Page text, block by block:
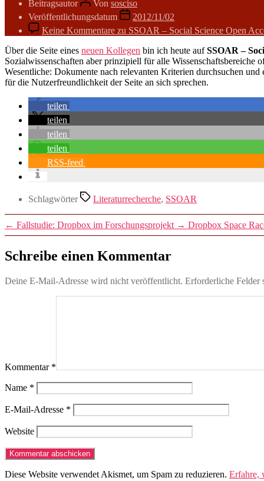
Beitragsautor Von sosciso
Veröffentlichungsdatum
2012/11/02
Keine Kommentare zu SSOAR – Social Science Open
Über die Seite eines neuen Kollegen bin ich heute aufSSOAR –
Sozialwissenschaften aber prinzipiell für alle
Wesentliche: Dokumente nach relevanten Kriterien durchsuchen
für die Nutzerfreundlichkeit der Seite an sich sprechen.
teilen
teilen
teilen
teilen
RSS-feed
Schlagwörter Literaturrecherche, SSOAR
← Fallstudie: Dropbox im Forschungsprojekt → Dropbox Space
Schreibe einen Kommentar
Deine E-Mail-Adresse wird nicht veröffentlicht. Erforderliche Felder
Kommentar *
Name *
E-Mail-Adresse *
Website
Diese Website verwendet Akismet, um Spam zu reduzieren. Erfahre,